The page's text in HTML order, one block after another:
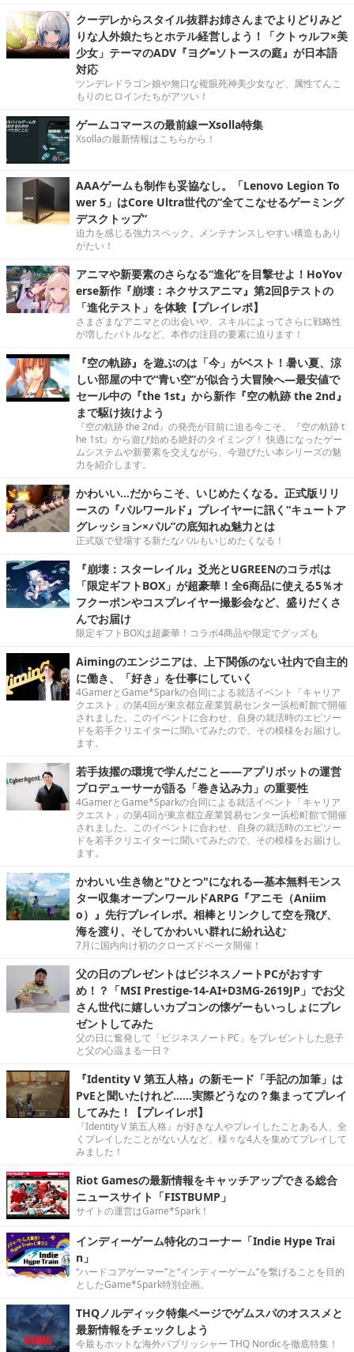
クーデレからスタイル抜群お姉さんまでよりどりみど
りな人外娘たちとホテル経営しよう！「クトゥルフ×美
少女」テーマのADV『ヨグ=ソトースの庭』が日本語
対応
ツンデレドラゴン娘や無口な複眼死神美少女など、属性てんこ
もりのヒロインたちがアツい！
ゲームコマースの最前線ーXsolla特集
Xsollaの最新情報はこちらから！
AAAゲームも制作も妥協なし。「Lenovo Legion To
wer 5」はCore Ultra世代の“全てこなせるゲーミング
デスクトップ”
迫力を感じる強力スペック。メンテナンスしやすい構造もあり
がたい！
アニマや新要素のさらなる“進化”を目撃せよ！HoYov
erse新作『崩壊：ネクサスアニマ』第2回βテストの
「進化テスト」を体験【プレイレポ】
さまざまなアニマとの出会いや、スキルによってさらに戦略性
が増したバトルなど、本作の注目の要素に迫ります！
『空の軌跡』を遊ぶのは「今」がベスト！暑い夏、涼
しい部屋の中で“青い空”が似合う大冒険へ―最安値で
セール中の『the 1st』から新作『空の軌跡 the 2nd』
まで駆け抜けよう
『空の軌跡 the 2nd』の発売が目前に迫る今こそ、『空の軌跡 t
he 1st』から遊び始める絶好のタイミング！ 快適になったゲー
ムシステムや新要素を交えながら、今遊びたい本シリーズの魅
力を紹介します。
かわいい…だからこそ、いじめたくなる。正式版リリ
ースの『パルワールド』プレイヤーに訊く“キュートア
グレッション×パル”の底知れぬ魅力とは
正式版で登場する新たなパルもいじめたくなる！
『崩壊：スターレイル』爻光とUGREENのコラボは
「限定ギフトBOX」が超豪華！全6商品に使える5％オ
フクーポンやコスプレイヤー撮影会など、盛りだくさ
んでお届け
限定ギフトBOXは超豪華！コラボ4商品や限定でグッズも
Aimingのエンジニアは、上下関係のない社内で自主的
に働き、「好き」を仕事にしていく
4GamerとGame*Sparkの合同による就活イベント「キャリア
クエスト」の第4回が東京都立産業貿易センター浜松町館で開催
されました。このイベントに合わせ、自身の就活時のエピソー
ドを若手クリエイターに聞いてみたので、その模様をお届けし
ます。
若手抜擢の環境で学んだこと――アプリボットの運営
プロデューサーが語る「巻き込み力」の重要性
4GamerとGame*Sparkの合同による就活イベント「キャリア
クエスト」の第4回が東京都立産業貿易センター浜松町館で開催
されました。このイベントに合わせ、自身の就活時のエピソー
ドを若手クリエイターに聞いてみたので、その模様をお届けし
ます。
かわいい生き物と"ひとつ"になれる―基本無料モンス
ター収集オープンワールドARPG『アニモ（Aniim
o）』先行プレイレポ。相棒とリンクして空を飛び、
海を渡り、そしてかわいい群れに紛れ込む
7月に国内向け初のクローズドベータ開催！
父の日のプレゼントはビジネスノートPCがおすす
め！？「MSI Prestige-14-AI+D3MG-2619JP」でお父
さん世代に嬉しいカプコンの懐ゲーもいっしょにプレ
ゼントしてみた
父の日に奮発して「ビジネスノートPC」をプレゼントした息子
と父の心温まる一日？
『Identity V 第五人格』の新モード「手記の加筆」は
PvEと聞いたけれど……実際どうなの？集まってプレイ
してみた！【プレイレポ】
『Identity V 第五人格』が好きな人やプレイしたことある人、全
くプレイしたことがない人など、様々な4人を集めてプレイして
みました！
Riot Gamesの最新情報をキャッチアップできる総合
ニュースサイト「FISTBUMP」
サイトの運営はGame*Spark！
インディーゲーム特化のコーナー「Indie Hype Trai
n」
“ハードコアゲーマー”と“インディーゲーム”を繋げることを目的
としたGame*Spark特別企画。
THQノルディック特集ページでゲムスパのオススメと
最新情報をチェックしよう
今最もホットな海外パブリッシャー THQ Nordicを徹底特集！